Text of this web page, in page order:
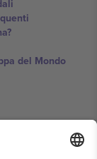
del Mondo